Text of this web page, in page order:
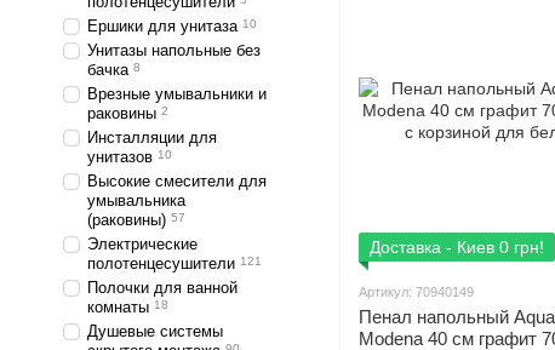
Доставка - Киев 0 грн!
Артикул: 70940149
Пенал напольный
Modena 40 см графит
Ершики для унитаза 10
Унитазы напольные без
бачка 8
Врезные умывальники и
раковины 2
Инсталляции для
унитазов 10
Высокие смесители для
умывальника
(раковины) 57
Электрические
полотенцесушители 121
Полочки для ванной
комнаты 18
Душевые системы